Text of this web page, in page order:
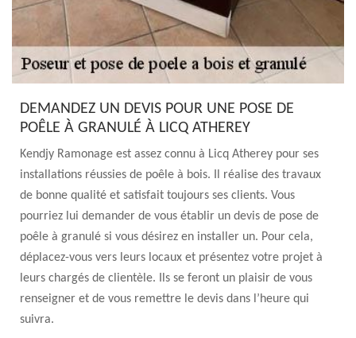
DEMANDEZ UN DEVIS POUR UNE POSE DE
POÊLE À GRANULÉ À LICQ ATHEREY
Kendjy Ramonage est assez connu à Licq Atherey pour ses
installations réussies de poêle à bois. Il réalise des travaux
de bonne qualité et satisfait toujours ses clients. Vous
pourriez lui demander de vous établir un devis de pose de
poêle à granulé si vous désirez en installer un. Pour cela,
déplacez-vous vers leurs locaux et présentez votre projet à
leurs chargés de clientèle. Ils se feront un plaisir de vous
renseigner et de vous remettre le devis dans l’heure qui
suivra.